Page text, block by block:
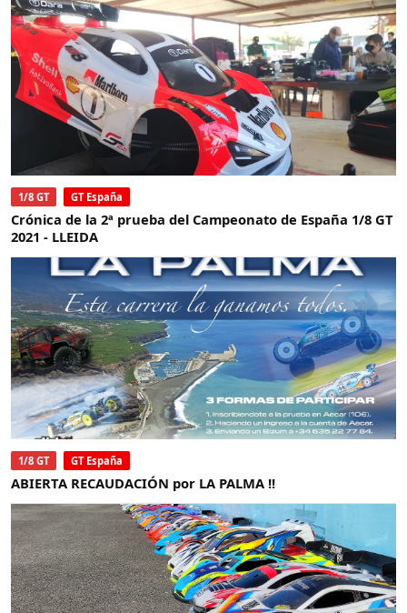
1/8 GT GT España
Crónica de la 2ª prueba del Campeonato de España 1/8 GT
2021 - LLEIDA
1/8 GT GT España
ABIERTA RECAUDACIÓN por LA PALMA !!